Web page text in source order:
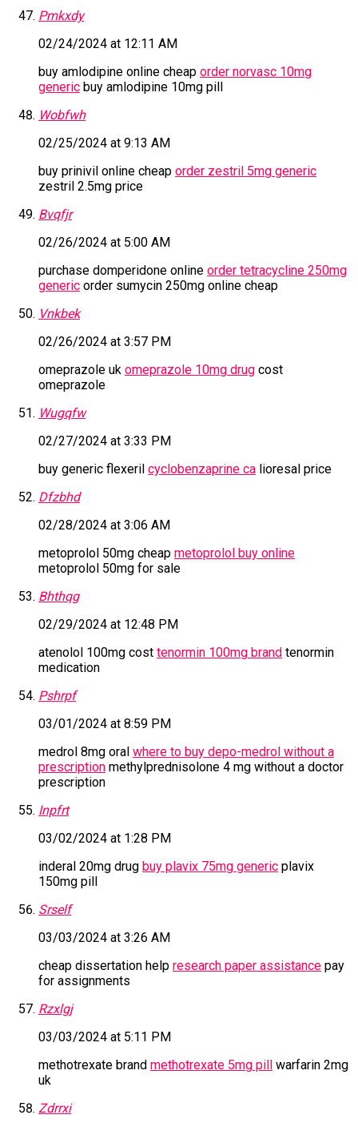
Pmkxdy
02/24/2024 at 12:11 AM
buy amlodipine online cheap order norvasc 10mg
generic buy amlodipine 10mg pill
Wobfwh
02/25/2024 at 9:13 AM
buy prinivil online cheap order zestril 5mg generic
zestril 2.5mg price
Bvqfjr
02/26/2024 at 5:00 AM
purchase domperidone online order tetracycline 250mg
generic order sumycin 250mg online cheap
Vnkbek
02/26/2024 at 3:57 PM
omeprazole uk omeprazole 10mg drug cost
omeprazole
Wugqfw
02/27/2024 at 3:33 PM
buy generic flexeril cyclobenzaprine ca lioresal price
Dfzbhd
02/28/2024 at 3:06 AM
metoprolol 50mg cheap metoprolol buy online
metoprolol 50mg for sale
Bhthqg
02/29/2024 at 12:48 PM
atenolol 100mg cost tenormin 100mg brand tenormin
medication
Pshrpf
03/01/2024 at 8:59 PM
medrol 8mg oral where to buy depo-medrol without a
prescription methylprednisolone 4 mg without a doctor
prescription
Inpfrt
03/02/2024 at 1:28 PM
inderal 20mg drug buy plavix 75mg generic plavix
150mg pill
Srself
03/03/2024 at 3:26 AM
cheap dissertation help research paper assistance pay
for assignments
Rzxlgj
03/03/2024 at 5:11 PM
methotrexate brand methotrexate 5mg pill warfarin 2mg
uk
Zdrrxi